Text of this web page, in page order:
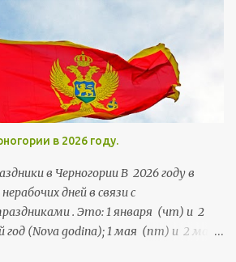
династии, султаны, богатые
чиновники, а потому
чем похвастаться и удивить своих
в 2026 году.
в Черногории В 2026 году в
дней в связи с
. Это: 1 января (чт) и 2
(Nova godina); 1 мая (пт) и 2 мая